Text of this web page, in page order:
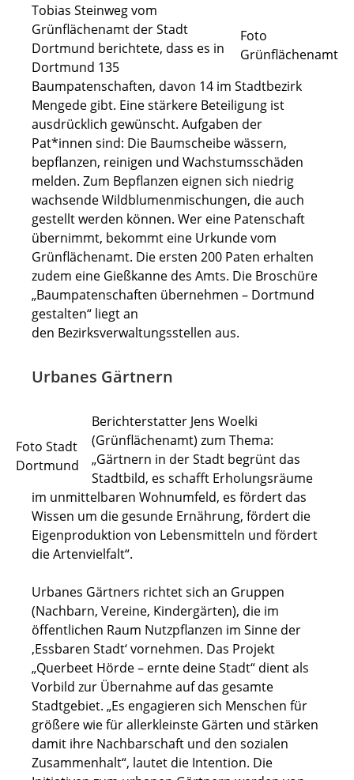
Foto
Grünflächenamt
Tobias Steinweg vom
Grünflächenamt der Stadt
Dortmund berichtete, dass es in
Dortmund 135
Baumpatenschaften, davon 14 im Stadtbezirk
Mengede gibt. Eine stärkere Beteiligung ist
ausdrücklich gewünscht. Aufgaben der
Pat*innen sind: Die Baumscheibe wässern,
bepflanzen, reinigen und Wachstumsschäden
melden. Zum Bepflanzen eignen sich niedrig
wachsende Wildblumenmischungen, die auch
gestellt werden können. Wer eine Patenschaft
übernimmt, bekommt eine Urkunde vom
Grünflächenamt. Die ersten 200 Paten erhalten
zudem eine Gießkanne des Amts. Die Broschüre
„Baumpatenschaften übernehmen – Dortmund
gestalten“ liegt an
den Bezirksverwaltungsstellen aus.
Urbanes Gärtnern
Foto Stadt
Dortmund
Berichterstatter Jens Woelki
(Grünflächenamt) zum Thema:
„Gärtnern in der Stadt begrünt das
Stadtbild, es schafft Erholungsräume
im unmittelbaren Wohnumfeld, es fördert das
Wissen um die gesunde Ernährung, fördert die
Eigenproduktion von Lebensmitteln und fördert
die Artenvielfalt“.
Urbanes Gärtners richtet sich an Gruppen
(Nachbarn, Vereine, Kindergärten), die im
öffentlichen Raum Nutzpflanzen im Sinne der
‚Essbaren Stadt‘ vornehmen. Das Projekt
„Querbeet Hörde – ernte deine Stadt“ dient als
Vorbild zur Übernahme auf das gesamte
Stadtgebiet. „Es engagieren sich Menschen für
größere wie für allerkleinste Gärten und stärken
damit ihre Nachbarschaft und den sozialen
Zusammenhalt“, lautet die Intention. Die